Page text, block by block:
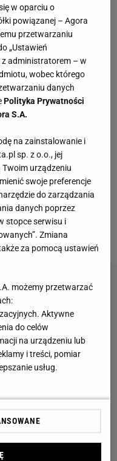
małego mieszkania.
łóżko
do łask. Polacy na
może mieć
jak za dawnych lato.
Nawet mniej niż 50 zł
i wentylatory najlepsze
dobre do sypialni
w oparciu o
powiązanej – Agora
przetwarzaniu
„Ustawień
administratorem – w
wobec którego
danych
Polityka Prywatności
S.A.
na zainstalowanie i
sp. z o.o., jej
urządzeniu
swoje preferencje
do zarządzania
danych poprzez
stopce serwisu i
Zmiana
za pomocą ustawień
możemy przetwarzać
Aktywne
do celów
na urządzeniu lub
i treści, pomiar
usług.